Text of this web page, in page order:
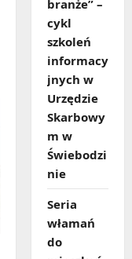
branże” –
cykl
szkoleń
informacy
jnych w
Urzędzie
Skarbowy
m w
Świebodzi
nie
Seria
włamań
do